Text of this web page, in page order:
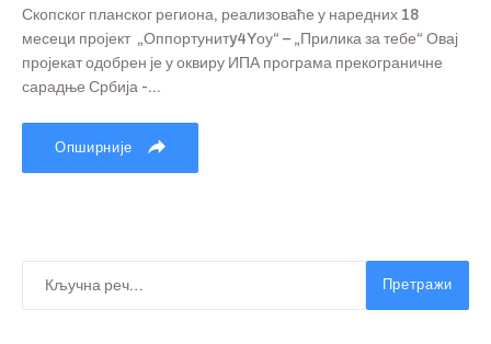
Скопског планског региона, реализоваће у наредних 18
месеци пројект „Оппортунитy4Yоу“ – „Прилика за тебе“ Овај
пројекат одобрен је у оквиру ИПА програма прекограничне
сарадње Србија -...
Опширније
Претражи